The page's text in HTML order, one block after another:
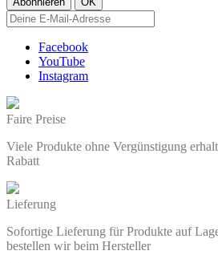
Facebook
YouTube
Instagram
Faire Preise
Viele Produkte ohne Vergünstigung
Rabatt
Lieferung
Sofortige Lieferung für Produkte auf
bestellen wir beim Hersteller